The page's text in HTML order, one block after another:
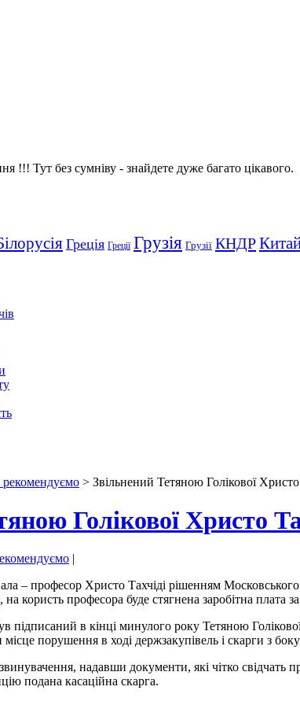
!!! Тут без сумніву - знайдете дуже багато цікавого.
Греція Греції Грузія Грузії КНДР
> Звільнений Тетяною Голікової
Голікової Христо
|
– професор Христо Тахчіді рішенням
користь професора буде стягнена заробітна плата
підписаний в кінці минулого року Тетяною
порушення в ході держзакупівель і скарги з
надавши документи, які чітко
подана касаційна скарга.